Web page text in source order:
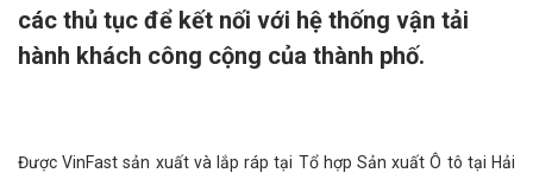
các thủ tục để kết nối với hệ thống vận tải
hành khách công cộng của thành phố.
Được VinFast sản xuất và lắp ráp tại Tổ hợp Sản xuất Ô tô tại Hải